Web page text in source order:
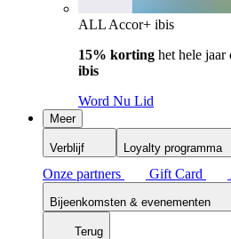
ALL Accor+ ibis
15% korting het hele
ibis
Word Nu Lid
Meer
Verblijf Loyalty programma
Onze partners
Gift Card
Bijeenkomsten & evenementen
Terug